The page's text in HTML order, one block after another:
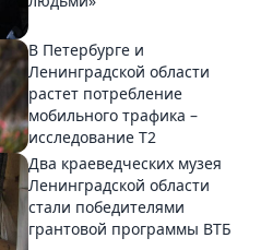
В Петербурге и
Ленинградской области
растет потребление
мобильного трафика –
исследование T2
Два краеведческих музея
Ленинградской области
стали победителями
грантовой программы ВТБ